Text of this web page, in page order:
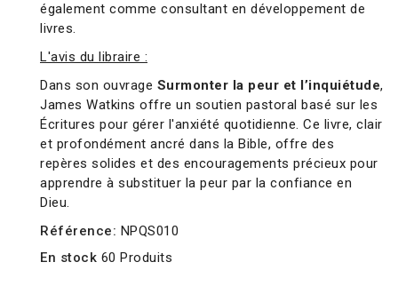
également comme consultant en développement de
livres.
L'avis du libraire :
Dans son ouvrage Surmonter la peur et l’inquiétude,
James Watkins offre un soutien pastoral basé sur les
Écritures pour gérer l'anxiété quotidienne. Ce livre, clair
et profondément ancré dans la Bible, offre des
repères solides et des encouragements précieux pour
apprendre à substituer la peur par la confiance en
Dieu.
Référence: NPQS010
En stock 60 Produits